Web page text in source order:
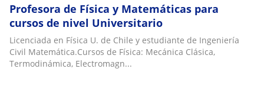
Profesora de Física y Matemáticas para
cursos de nivel Universitario
Licenciada en Física U. de Chile y estudiante de Ingeniería
Civil Matemática.Cursos de Física: Mecánica Clásica,
Termodinámica, Electromagn...